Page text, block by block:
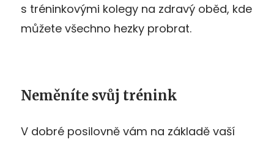
s tréninkovými kolegy na zdravý oběd, kde
můžete všechno hezky probrat.
Neměníte svůj trénink
V dobré posilovně vám na základě vaší